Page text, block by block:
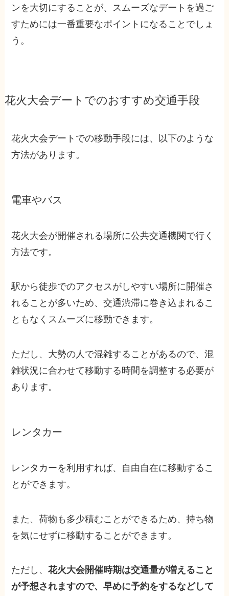
ンを大切にすることが、スムーズなデートを過ご
すためには一番重要なポイントになることでしょ
う。
花火大会デートでのおすすめ交通手段
花火大会デートでの移動手段には、以下のような
方法があります。
電車やバス
花火大会が開催される場所に公共交通機関で行く
方法です。
駅から徒歩でのアクセスがしやすい場所に開催さ
れることが多いため、交通渋滞に巻き込まれるこ
ともなくスムーズに移動できます。
ただし、大勢の人で混雑することがあるので、混
雑状況に合わせて移動する時間を調整する必要が
あります。
レンタカー
レンタカーを利用すれば、自由自在に移動するこ
とができます。
また、荷物も多少積むことができるため、持ち物
を気にせずに移動することができます。
ただし、花火大会開催時期は交通量が増えること
が予想されますので、早めに予約をするなどして